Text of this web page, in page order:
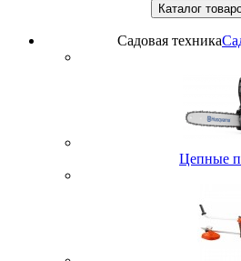
Каталог
Садовая техника
Цепные